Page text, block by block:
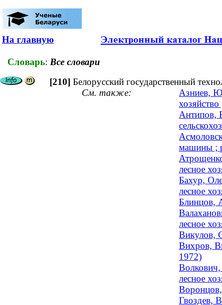
На главную
Словарь: Все словари
[210] Белорусский государственный
См. также:
Азниев,
Антипов,
машины ;
лесное
Бахур,
лесное
Блинцов,
лесное
Викулов,
Вихров,
1972)
Волкович,
лесное
Гвоздев,